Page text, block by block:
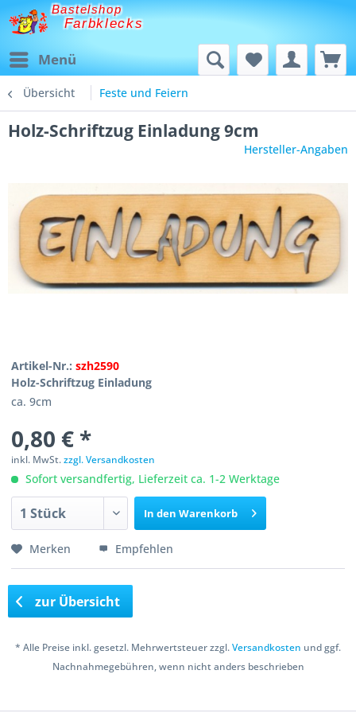
Bastelshop
Farbklecks
Menü
Übersicht Feste und Feiern
Holz-Schriftzug Einladung 9cm
Hersteller-Angaben
Artikel-Nr.:szh2590
Holz-Schriftzug Einladung
ca. 9cm
0,80 € *
inkl. MwSt.zzgl. Versandkosten
Sofort versandfertig, Lieferzeit ca. 1-2 Werktage
In den Warenkorb
Merken Empfehlen
zur Übersicht
* Alle Preise inkl. gesetzl. Mehrwertsteuer zzgl.Versandkosten und ggf.
Nachnahmegebühren, wenn nicht anders beschrieben